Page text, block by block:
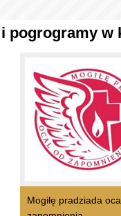
pogrogramy w
Mogiłę pradziada